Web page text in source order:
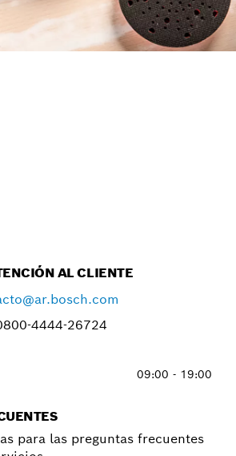
AL CLIENTE
4444-26724
09:00 - 19:00
para las preguntas frecuentes